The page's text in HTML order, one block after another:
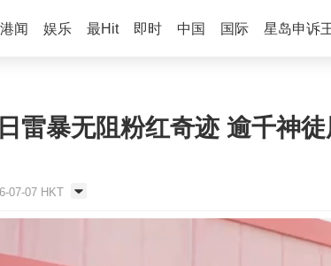
港闻 娱乐 最Hit 即时 中国 国际 星岛申诉
雷暴无阻粉红奇迹 逾千神
07-07 HKT